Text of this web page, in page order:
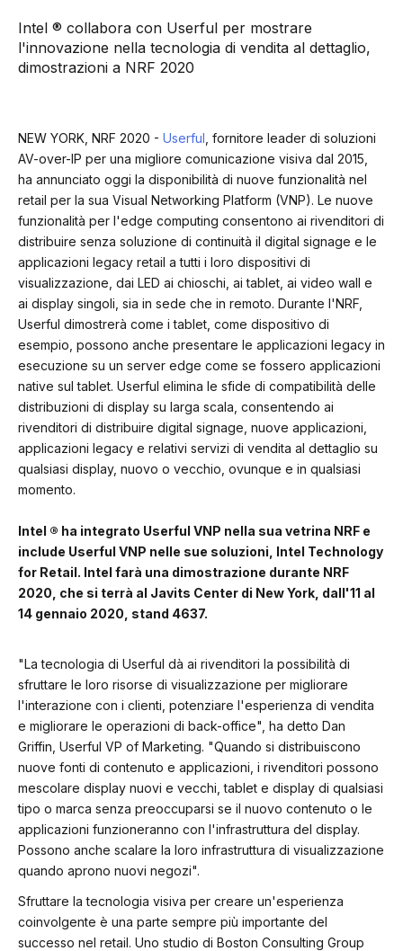
Intel ® collabora con Userful per mostrare
l'innovazione nella tecnologia di vendita al dettaglio,
dimostrazioni a NRF 2020
NEW YORK, NRF 2020 - Userful , fornitore leader di soluzioni
AV-over-IP per una migliore comunicazione visiva dal 2015,
ha annunciato oggi la disponibilità di nuove funzionalità nel
retail per la sua Visual Networking Platform (VNP). Le nuove
funzionalità per l'edge computing consentono ai rivenditori di
distribuire senza soluzione di continuità il digital signage e le
applicazioni legacy retail a tutti i loro dispositivi di
visualizzazione, dai LED ai chioschi, ai tablet, ai video wall e
ai display singoli, sia in sede che in remoto. Durante l'NRF,
Userful dimostrerà come i tablet, come dispositivo di
esempio, possono anche presentare le applicazioni legacy in
esecuzione su un server edge come se fossero applicazioni
native sul tablet. Userful elimina le sfide di compatibilità delle
distribuzioni di display su larga scala, consentendo ai
rivenditori di distribuire digital signage, nuove applicazioni,
applicazioni legacy e relativi servizi di vendita al dettaglio su
qualsiasi display, nuovo o vecchio, ovunque e in qualsiasi
momento.
Intel ® ha integrato Userful VNP nella sua vetrina NRF e
include Userful VNP nelle sue soluzioni, Intel Technology
for Retail. Intel farà una dimostrazione durante NRF
2020, che si terrà al Javits Center di New York, dall'11 al
14 gennaio 2020, stand 4637.
"La tecnologia di Userful dà ai rivenditori la possibilità di
sfruttare le loro risorse di visualizzazione per migliorare
l'interazione con i clienti, potenziare l'esperienza di vendita
e migliorare le operazioni di back-office", ha detto Dan
Griffin, Userful VP of Marketing. "Quando si distribuiscono
nuove fonti di contenuto e applicazioni, i rivenditori possono
mescolare display nuovi e vecchi, tablet e display di qualsiasi
tipo o marca senza preoccuparsi se il nuovo contenuto o le
applicazioni funzioneranno con l'infrastruttura del display.
Possono anche scalare la loro infrastruttura di visualizzazione
quando aprono nuovi negozi".
Sfruttare la tecnologia visiva per creare un'esperienza
coinvolgente è una parte sempre più importante del
successo nel retail. Uno studio di Boston Consulting Group